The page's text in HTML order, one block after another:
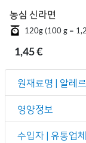
농심 신라면
120g (100 g =
1,45 €
원재료명 | 알레
영양정보
수입자 | 유통업체